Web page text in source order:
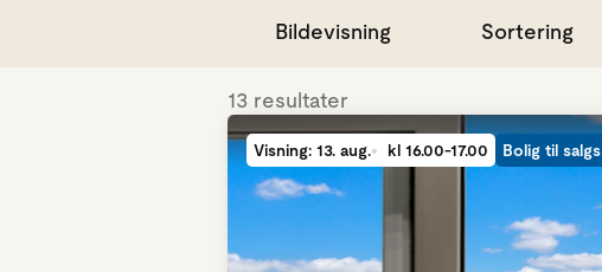
Bildevisning Sortering
13 resultater
Visning: 13. aug. kl 16.00-17.00 Bolig til salgs